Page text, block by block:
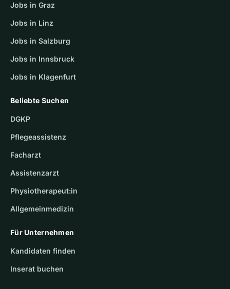
Jobs in Graz
Jobs in Linz
Jobs in Salzburg
Jobs in Innsbruck
Jobs in Klagenfurt
Beliebte Suchen
DGKP
Pflegeassistenz
Facharzt
Assistenzarzt
Physiotherapeut:in
Allgemeinmedizin
Für Unternehmen
Kandidaten finden
Inserat buchen